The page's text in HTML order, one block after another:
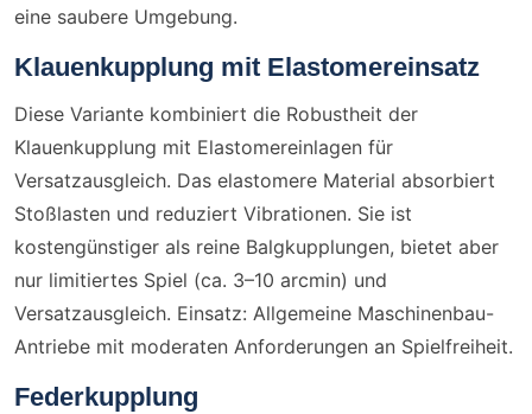
eine saubere Umgebung.
Klauenkupplung mit Elastomereinsatz
Diese Variante kombiniert die Robustheit der
Klauenkupplung mit Elastomereinlagen für
Versatzausgleich. Das elastomere Material absorbiert
Stoßlasten und reduziert Vibrationen. Sie ist
kostengünstiger als reine Balgkupplungen, bietet aber
nur limitiertes Spiel (ca. 3–10 arcmin) und
Versatzausgleich. Einsatz: Allgemeine Maschinenbau-
Antriebe mit moderaten Anforderungen an Spielfreiheit.
Federkupplung